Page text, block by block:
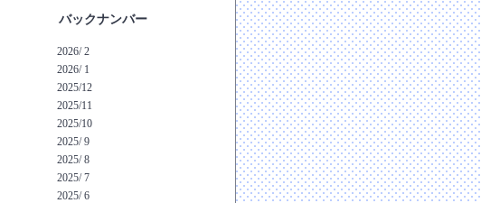
バックナンバー
2026/ 2
2026/ 1
2025/12
2025/11
2025/10
2025/ 9
2025/ 8
2025/ 7
2025/ 6